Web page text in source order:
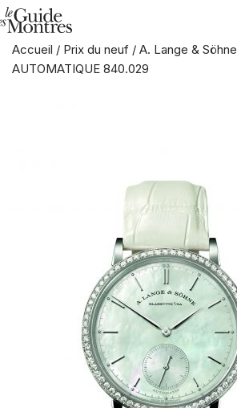
Accueil / Prix du neuf / A. Lange & Söhne
AUTOMATIQUE 840.029